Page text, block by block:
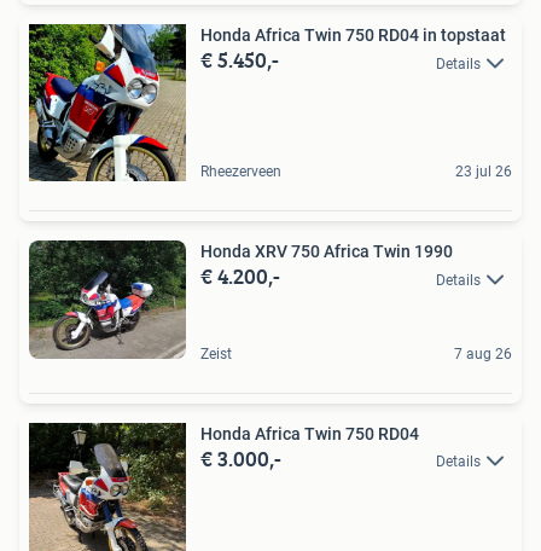
Honda Africa Twin 750 RD04 in topstaat
€ 5.450,- Details
Rheezerveen 23 jul 26
Honda XRV 750 Africa Twin 1990
€ 4.200,- Details
Zeist 7 aug 26
Honda Africa Twin 750 RD04
€ 3.000,- Details